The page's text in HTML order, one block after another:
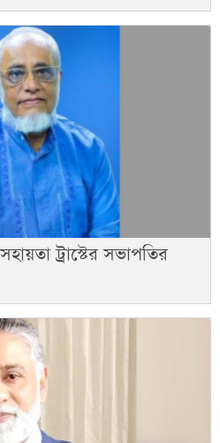
ট্রাস্টের সভাপতির